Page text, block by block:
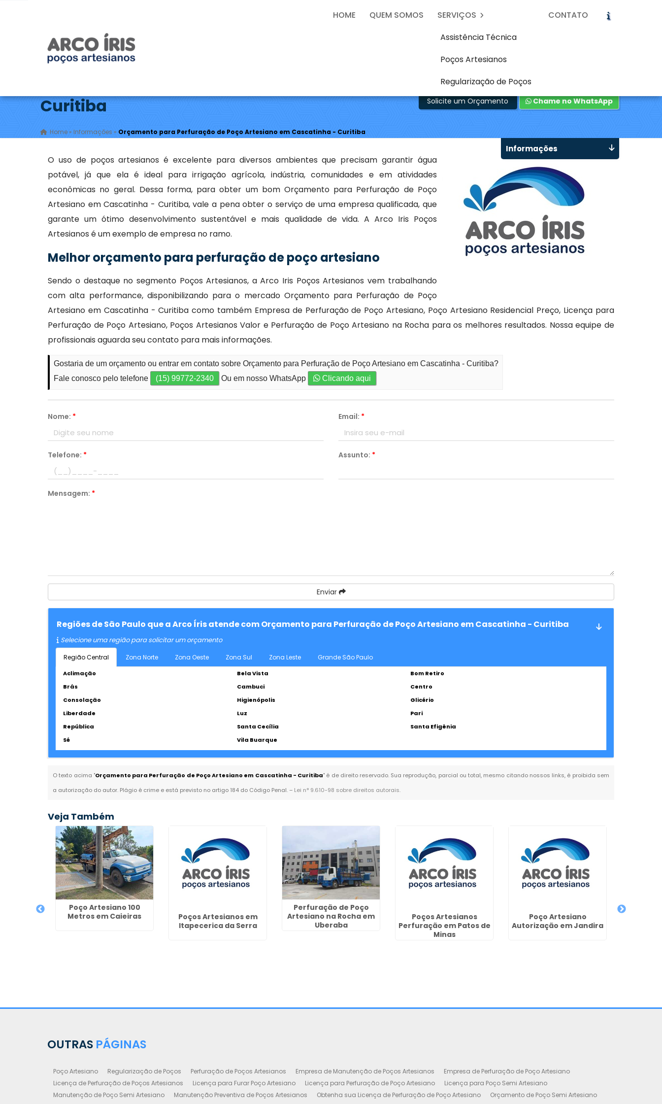
Regularização de Poços
Orçamento para Perfuração de Poço Artesiano em Cascatinha -
Curitiba
Home »Informações » Orçamento para Perfuração de Poço Artesiano em Cascatinha - Curitiba
Solicite um Orçamento Chame no WhatsApp
O uso de poços artesianos é excelente para diversos ambientes que precisam garantir água
potável, já que ela é ideal para irrigação agrícola, indústria, comunidades e em atividades
econômicas no geral. Dessa forma, para obter um bom Orçamento para Perfuração de Poço
Artesiano em Cascatinha - Curitiba, vale a pena obter o serviço de uma empresa qualificada, que
garante um ótimo desenvolvimento sustentável e mais qualidade de vida. A Arco Iris Poços
Artesianos é um exemplo de empresa no ramo.
Melhor orçamento para perfuração de poço artesiano
Sendo o destaque no segmento Poços Artesianos, a Arco Iris Poços Artesianos vem trabalhando
com alta performance, disponibilizando para o mercado Orçamento para Perfuração de Poço
Artesiano em Cascatinha - Curitiba como também Empresa de Perfuração de Poço Artesiano, Poço Artesiano Residencial Preço, Licença para
Perfuração de Poço Artesiano, Poços Artesianos Valor e Perfuração de Poço Artesiano na Rocha para os melhores resultados. Nossa equipe de
profissionais aguarda seu contato para mais informações.
Gostaria de um orçamento ou entrar em contato sobre Orçamento para Perfuração de Poço Artesiano em Cascatinha - Curitiba?
Fale conosco pelo telefone
(15) 99772-2340 Ou em nosso WhatsApp Clicando aqui
Nome: * Email: *
Telefone: * Assunto: *
Mensagem: *
Enviar
Regiões de São Paulo que a Arco Íris atende com Orçamento para Perfuração de Poço Artesiano em Cascatinha - Curitiba
Selecione uma região para solicitar um orçamento
Região Central Zona Norte Zona Oeste Zona Sul Zona Leste Grande São Paulo
Aclimação Bela Vista
Bom Retiro
Brás
Cambuci
Centro
Consolação
Higienópolis
Glicério
Liberdade
Luz
Pari
República
Santa Cecília
Santa Efigênia
Sé
Vila Buarque
O texto acima "Orçamento para Perfuração de Poço Artesiano em Cascatinha - Curitiba" é de direito reservado. Sua reprodução, parcial ou total, mesmo citando nossos links, é proibida sem
a autorização do autor. Plágio é crime e está previsto no artigo 184 do Código Penal. – Lei n° 9.610-98 sobre direitos autorais.
Informações
Veja Também
Poço Artesiano 100
Metros em Caieiras
Poços Artesianos em
Itapecerica da Serra
Perfuração de Poço
Artesiano na Rocha em
Uberaba
Poços Artesianos
Perfuração em Patos de
Minas
Poço Artesiano
Autorização em Jandira
OUTRAS PÁGINAS
Poço Artesiano Regularização de Poços Perfuração de Poços Artesianos Empresa de Manutenção de Poços Artesianos
Empresa de Perfuração de Poço Artesiano
Licença de Perfuração de Poços Artesianos
Licença para Furar Poço Artesiano Licença para Perfuração de Poço Artesiano
Licença para Poço Semi Artesiano
Manutenção de Poço Semi Artesiano
Manutenção Preventiva de Poços Artesianos Obtenha sua Licença de Perfuração de Poço Artesiano
Orçamento de Poço Semi Artesiano